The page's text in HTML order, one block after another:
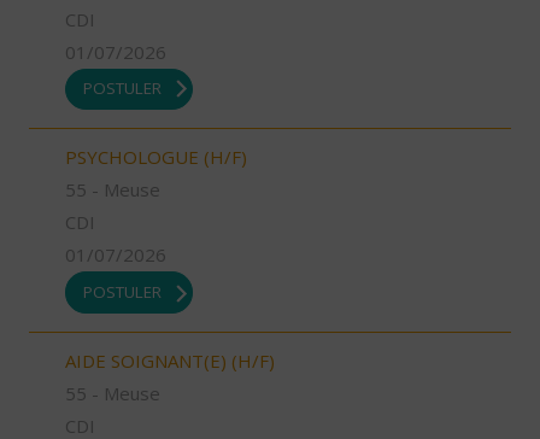
CDI
01/07/2026
POSTULER
PSYCHOLOGUE (H/F)
55 - Meuse
CDI
01/07/2026
POSTULER
AIDE SOIGNANT(E) (H/F)
55 - Meuse
CDI